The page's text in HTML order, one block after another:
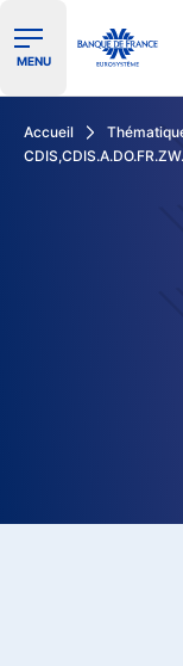
Ouvrir le menu
MENU
Accueil